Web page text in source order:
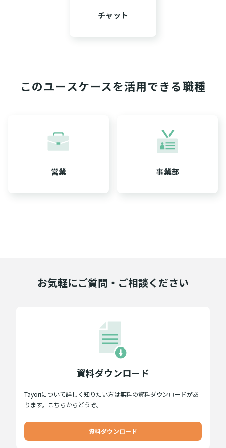
チャット
このユースケースを活用できる職種
営業 事業部
お気軽にご質問・ご相談ください
資料ダウンロード
Tayoriについて詳しく知りたい方は無料の資料ダウンロードがあ
ります。こちらからどうぞ。
資料ダウンロード